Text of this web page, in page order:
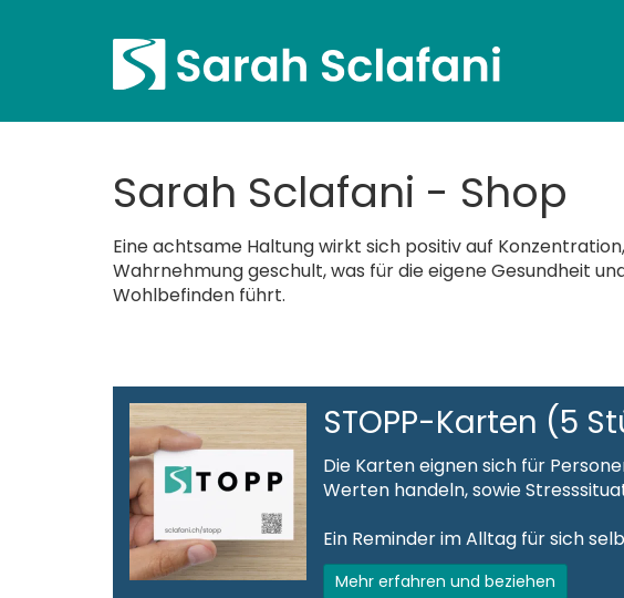
Sarah Sclafani - Shop
Eine achtsame Haltung wirkt sich positiv auf
Wahrnehmung geschult, was für die eigene Gesundheit
Wohlbefinden führt.
STOPP-Karten (5
Die Karten eignen sich für
Werten handeln, sowie
Ein Reminder im Alltag für sich
Mehr erfahren und beziehen